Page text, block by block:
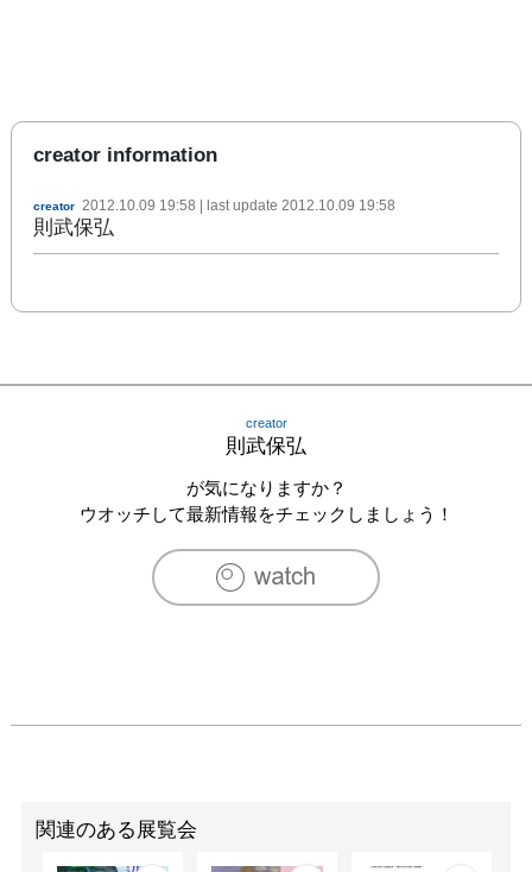
creator information
creator 2012.10.09 19:58 | last update 2012.10.09 19:58
則武保弘
creator
則武保弘
が気になりますか？
ウオッチして最新情報をチェックしましょう！
関連のある展覧会